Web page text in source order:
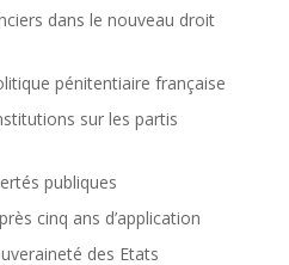
dans le nouveau droit
pénitentiaire française
sur les partis
publiques
cinq ans d’application
des Etats